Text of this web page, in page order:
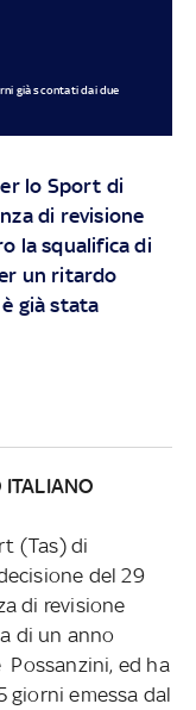
già scontati dai due
lo Sport di
di revisione
la squalifica di
un ritardo
già stata
ITALIANO
(Tas) di
del 29
di revisione
di un anno
ed ha
giorni emessa dal